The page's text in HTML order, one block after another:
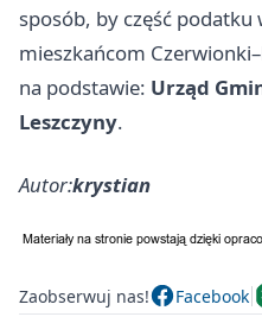
sposób, by część podatku
mieszkańcom
na podstawie: Urząd
Leszczyny.
Autor:krystian
Zaobserwuj nas! Facebook